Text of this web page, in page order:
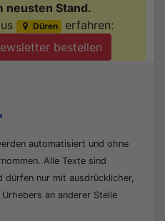
neusten Stand.
Düren
erfahren:
bestellen
automatisiert und ohne
Alle Texte sind
nur mit ausdrücklicher,
an anderer Stelle